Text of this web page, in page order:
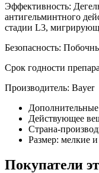
Эффективность:
антигельминтного
стадии L3,
Безопасность:
Срок годности
Производитель: Bayer
Дополнительные
Действующее
Страна-
Размер: мелкие
Покупатели